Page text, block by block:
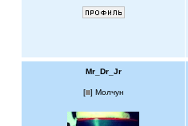
Mr_Dr_Jr
[ ] Молчун